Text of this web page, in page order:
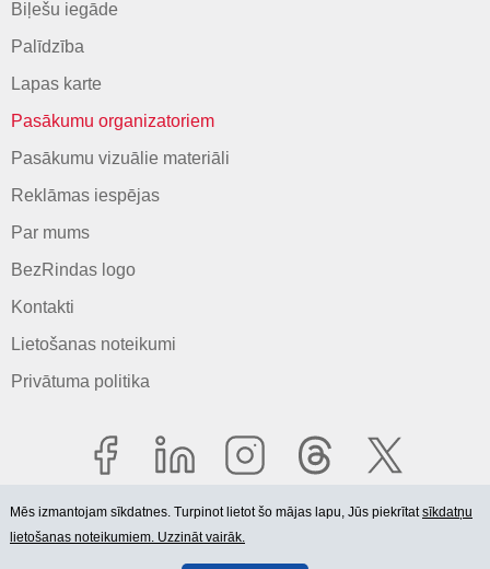
Biļešu iegāde
Palīdzība
Lapas karte
Pasākumu organizatoriem
Pasākumu vizuālie materiāli
Reklāmas iespējas
Par mums
BezRindas logo
Kontakti
Lietošanas noteikumi
Privātuma politika
© 2006-2026 SIA "BEZRINDAS.LV".
Mēs izmantojam sīkdatnes. Turpinot lietot šo mājas lapu, Jūs piekrītatsīkdatņu
lietošanas noteikumiem. Uzzināt vairāk.